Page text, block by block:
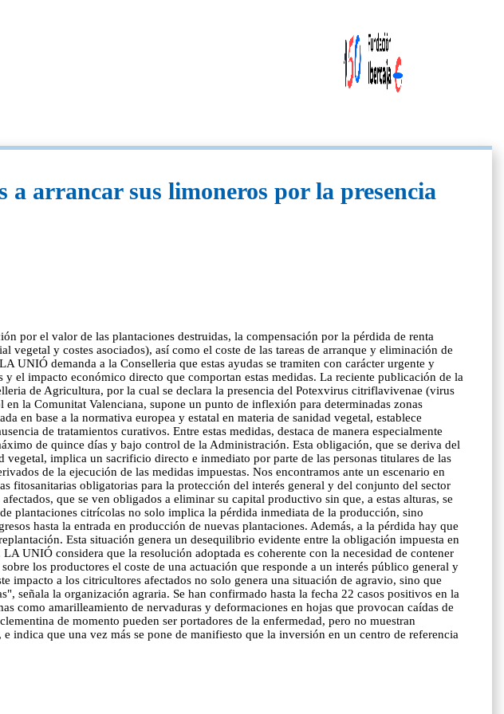
a arrancar sus limoneros por la presencia
por el valor de las plantaciones destruidas, la compensación por la pérdida de renta
y costes asociados), así como el coste de las tareas de arranque y eliminación de
UNIÓ demanda a la Conselleria que estas ayudas se tramiten con carácter urgente y
el impacto económico directo que comportan estas medidas. La reciente publicación de la
de Agricultura, por la cual se declara la presencia del Potexvirus citriflavivenae (virus
la Comunitat Valenciana, supone un punto de inflexión para determinadas zonas
en base a la normativa europea y estatal en materia de sanidad vegetal, establece
de tratamientos curativos. Entre estas medidas, destaca de manera especialmente
de quince días y bajo control de la Administración. Esta obligación, que se deriva del
implica un sacrificio directo e inmediato por parte de las personas titulares de las
de la ejecución de las medidas impuestas. Nos encontramos ante un escenario en
obligatorias para la protección del interés general y del conjunto del sector
que se ven obligados a eliminar su capital productivo sin que, a estas alturas, se
plantaciones citrícolas no solo implica la pérdida inmediata de la producción, sino
hasta la entrada en producción de nuevas plantaciones. Además, a la pérdida hay que
Esta situación genera un desequilibrio evidente entre la obligación impuesta en
UNIÓ considera que la resolución adoptada es coherente con la necesidad de contener
los productores el coste de una actuación que responde a un interés público general y
impacto a los citricultores afectados no solo genera una situación de agravio, sino que
señala la organización agraria. Se han confirmado hasta la fecha 22 casos positivos en la
como amarilleamiento de nervaduras y deformaciones en hojas que provocan caídas de
de momento pueden ser portadores de la enfermedad, pero no muestran
que una vez más se pone de manifiesto que la inversión en un centro de referencia